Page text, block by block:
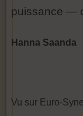
puissance —
Hanna Saanda
Vu sur Euro-